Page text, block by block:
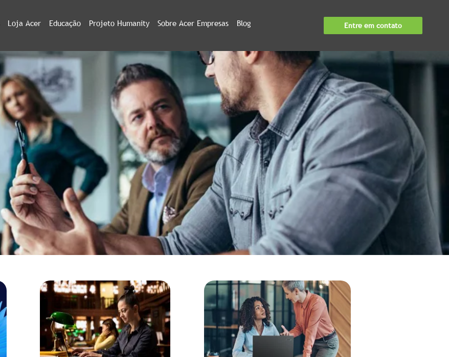
Loja Acer Educação Projeto Humanity Sobre Acer Empresas Blog Entre em contato